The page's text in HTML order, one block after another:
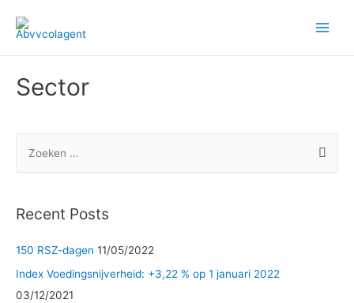
Sector
k
n
n
a
Recent Posts
150 RSZ-dagen 11/05/2022
Index Voedingsnijverheid: +3,22 % op 1 januari 2022
03/12/2021